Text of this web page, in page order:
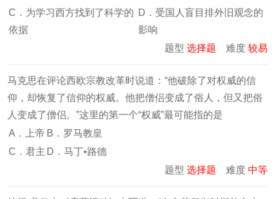
C．为学习西方找到了科学的
依据
D．受国人盲目排外旧观念的
影响
题型 选择题 难度 较易
马克思在评论西欧宗教改革时说道：“他破除了对权威的信
仰，却恢复了信仰的权威。他把僧侣变成了俗人，但又把俗
人变成了僧侣。”这里的第一个“权威”最可能指的是
A．上帝 B．罗马教皇
C．君主 D．马丁•路德
题型 选择题 难度 中等